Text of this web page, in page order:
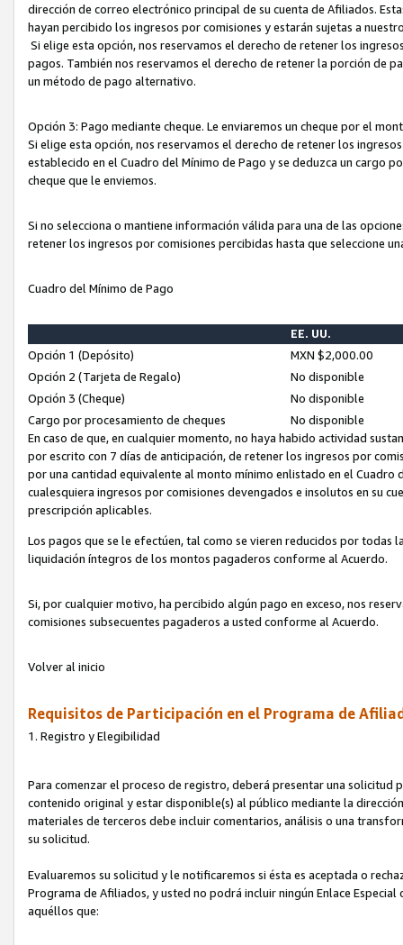
dirección de correo electrónico principal de su cuenta de Afiliados.
hayan percibido los ingresos por comisiones y estarán sujetas a
Si elige esta opción, nos reservamos el derecho de retener los
pagos. También nos reservamos el derecho de retener la porción de
un método de pago alternativo.
Opción 3: Pago mediante cheque. Le enviaremos un cheque por el
Si elige esta opción, nos reservamos el derecho de retener los
establecido en el Cuadro del Mínimo de Pago y se deduzca un cargo
cheque que le enviemos.
Si no selecciona o mantiene información válida para una de las
retener los ingresos por comisiones percibidas hasta que seleccione
Cuadro del Mínimo de Pago
EE. UU.
Opción 1 (Depósito)
MXN $2,000.00
Opción 2 (Tarjeta de Regalo)
No disponible
Opción 3 (Cheque)
No disponible
Cargo por procesamiento de cheques
No disponible
En caso de que, en cualquier momento, no haya habido actividad
por escrito con 7 días de anticipación, de retener los ingresos por
por una cantidad equivalente al monto mínimo enlistado en el
cualesquiera ingresos por comisiones devengados e insolutos en su
prescripción aplicables.
Los pagos que se le efectúen, tal como se vieren reducidos por todas
liquidación íntegros de los montos pagaderos conforme al Acuerdo.
Si, por cualquier motivo, ha percibido algún pago en exceso, nos
comisiones subsecuentes pagaderos a usted conforme al Acuerdo.
Volver al inicio
Requisitos de Participación en el Programa de
1. Registro y Elegibilidad
Para comenzar el proceso de registro, deberá presentar una solicitud
contenido original y estar disponible(s) al público mediante la
materiales de terceros debe incluir comentarios, análisis o una
su solicitud.
Evaluaremos su solicitud y le notificaremos si ésta es aceptada o
Programa de Afiliados, y usted no podrá incluir ningún Enlace
aquéllos que: